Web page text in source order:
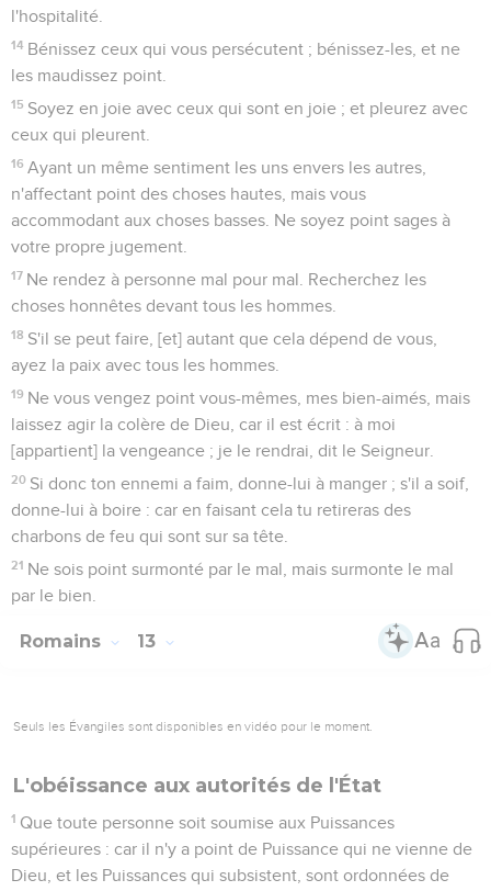
l'hospitalité.
14 Bénissez ceux qui vous persécutent ; bénissez-les, et ne
les maudissez point.
15 Soyez en joie avec ceux qui sont en joie ; et pleurez avec
ceux qui pleurent.
16 Ayant un même sentiment les uns envers les autres,
n'affectant point des choses hautes, mais vous
accommodant aux choses basses. Ne soyez point sages à
votre propre jugement.
17 Ne rendez à personne mal pour mal. Recherchez les
choses honnêtes devant tous les hommes.
18 S'il se peut faire, [et] autant que cela dépend de vous,
ayez la paix avec tous les hommes.
19 Ne vous vengez point vous-mêmes, mes bien-aimés, mais
laissez agir la colère de Dieu, car il est écrit : à moi
[appartient] la vengeance ; je le rendrai, dit le Seigneur.
20 Si donc ton ennemi a faim, donne-lui à manger ; s'il a soif,
donne-lui à boire : car en faisant cela tu retireras des
charbons de feu qui sont sur sa tête.
21 Ne sois point surmonté par le mal, mais surmonte le mal
par le bien.
Romains 13
Seuls les Évangiles sont disponibles en vidéo pour le moment.
L'obéissance aux autorités de l'État
1 Que toute personne soit soumise aux Puissances
supérieures : car il n'y a point de Puissance qui ne vienne de
Dieu, et les Puissances qui subsistent, sont ordonnées de